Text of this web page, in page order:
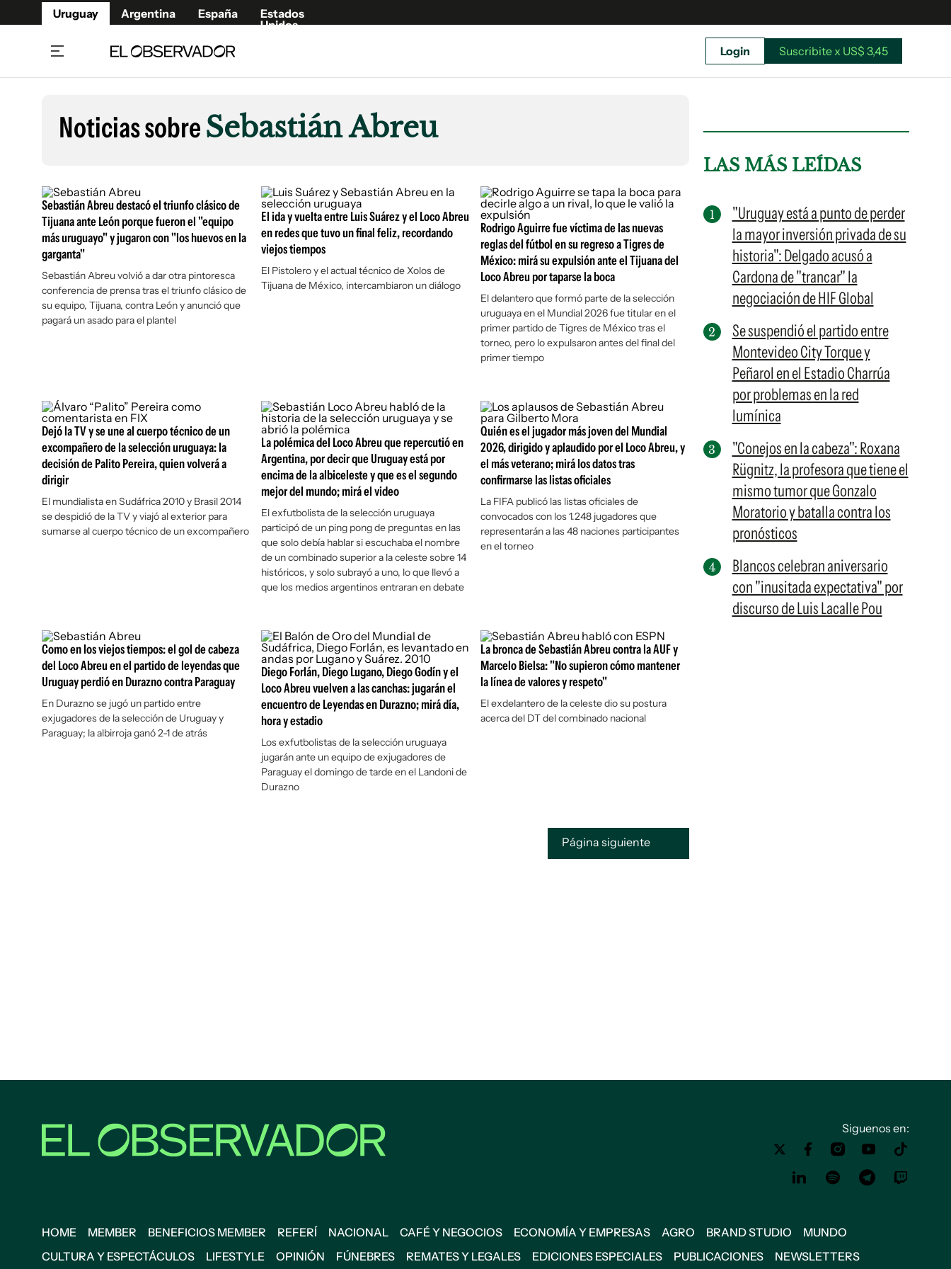
Uruguay Argentina España
Estados
Unidos
Beneficios Member
Café y Negocios
Economía y Empresas
Agro
Brand Studio
Mundo
Cultura y Espectáculos
Fúnebres
Publicaciones
Newsletters
Argentina
España
Estados Unidos
Suscribite x US$ 3,45
Login Suscribite x US$ 3,45
Noticias sobreSebastián Abreu
Sebastián Abreu destacó el triunfo clásico de
Tijuana ante León porque fueron el "equipo
más uruguayo" y jugaron con "los huevos en la
garganta"
Sebastián Abreu volvió a dar otra pintoresca
conferencia de prensa tras el triunfo clásico de
su equipo, Tijuana, contra León y anunció que
pagará un asado para el plantel
El ida y vuelta entre Luis Suárez y el Loco Abreu
en redes que tuvo un final feliz, recordando
viejos tiempos
El Pistolero y el actual técnico de Xolos de
Tijuana de México, intercambiaron un diálogo
Rodrigo Aguirre fue víctima de las nuevas
reglas del fútbol en su regreso a Tigres de
México: mirá su expulsión ante el Tijuana del
Loco Abreu por taparse la boca
El delantero que formó parte de la selección
uruguaya en el Mundial 2026 fue titular en el
primer partido de Tigres de México tras el
torneo, pero lo expulsaron antes del final del
primer tiempo
Dejó la TV y se une al cuerpo técnico de un
excompañero de la selección uruguaya: la
decisión de Palito Pereira, quien volverá a
dirigir
El mundialista en Sudáfrica 2010 y Brasil 2014
se despidió de la TV y viajó al exterior para
sumarse al cuerpo técnico de un excompañero
La polémica del Loco Abreu que repercutió en
Argentina, por decir que Uruguay está por
encima de la albiceleste y que es el segundo
mejor del mundo; mirá el video
El exfutbolista de la selección uruguaya
participó de un ping pong de preguntas en las
que solo debía hablar si escuchaba el nombre
de un combinado superior a la celeste sobre 14
históricos, y solo subrayó a uno, lo que llevó a
que los medios argentinos entraran en debate
Quién es el jugador más joven del Mundial
2026, dirigido y aplaudido por el Loco Abreu, y
el más veterano; mirá los datos tras
confirmarse las listas oficiales
La FIFA publicó las listas oficiales de
convocados con los 1.248 jugadores que
representarán a las 48 naciones participantes
en el torneo
Como en los viejos tiempos: el gol de cabeza
del Loco Abreu en el partido de leyendas que
Uruguay perdió en Durazno contra Paraguay
En Durazno se jugó un partido entre
exjugadores de la selección de Uruguay y
Paraguay; la albirroja ganó 2-1 de atrás
Diego Forlán, Diego Lugano, Diego Godín y el
Loco Abreu vuelven a las canchas: jugarán el
encuentro de Leyendas en Durazno; mirá día,
hora y estadio
Los exfutbolistas de la selección uruguaya
jugarán ante un equipo de exjugadores de
Paraguay el domingo de tarde en el Landoni de
Durazno
La bronca de Sebastián Abreu contra la AUF y
Marcelo Bielsa: "No supieron cómo mantener
la línea de valores y respeto"
El exdelantero de la celeste dio su postura
acerca del DT del combinado nacional
Página siguiente
LAS MÁS LEÍDAS
"Uruguay está a punto de perder
la mayor inversión privada de su
historia": Delgado acusó a
Cardona de "trancar" la
negociación de HIF Global
Se suspendió el partido entre
Montevideo City Torque y
Peñarol en el Estadio Charrúa
por problemas en la red
lumínica
"Conejos en la cabeza": Roxana
Rügnitz, la profesora que tiene el
mismo tumor que Gonzalo
Moratorio y batalla contra los
pronósticos
Blancos celebran aniversario
con "inusitada expectativa" por
discurso de Luis Lacalle Pou
Siguenos en:
HOME MEMBER BENEFICIOS MEMBER REFERÍ NACIONAL CAFÉ Y NEGOCIOS ECONOMÍA Y EMPRESAS AGRO BRAND STUDIO
MUNDO
CULTURA Y ESPECTÁCULOS
LIFESTYLE OPINIÓN FÚNEBRES REMATES Y LEGALES EDICIONES ESPECIALES PUBLICACIONES NEWSLETTERS